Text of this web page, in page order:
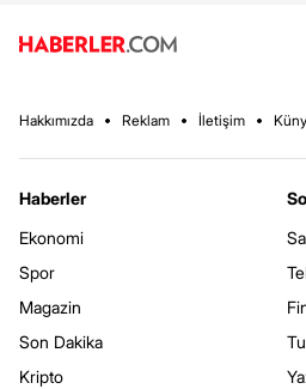
Hakkımızda Reklam İletişim
Haberler
Ekonomi
Spor
Magazin
Son Dakika
Kripto